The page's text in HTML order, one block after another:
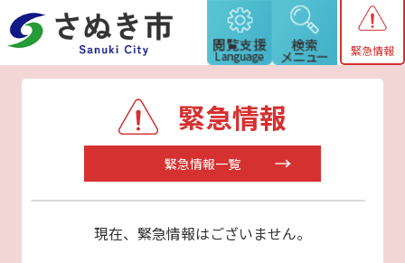
緊急情報
緊急情報
緊急情報一覧
現在、緊急情報はございません。